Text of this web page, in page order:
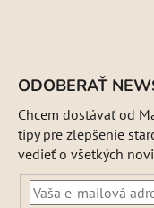
ODOBERAŤ
Chcem dostávať od
tipy pre zlepšenie
vedieť o všetkých